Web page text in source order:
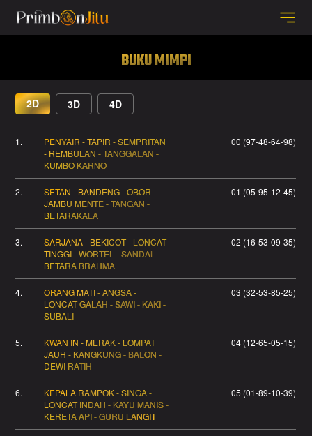
BUKU MIMPI
2D 3D 4D
1.
PENYAIR - TAPIR - SEMPRITAN
- REMBULAN - TANGGALAN -
KUMBO KARNO
00 (97-48-64-98)
2.
SETAN - BANDENG - OBOR -
JAMBU MENTE - TANGAN -
BETARAKALA
01 (05-95-12-45)
3.
SARJANA - BEKICOT - LONCAT
TINGGI - WORTEL - SANDAL -
BETARA BRAHMA
02 (16-53-09-35)
4.
ORANG MATI - ANGSA -
LONCAT GALAH - SAWI - KAKI -
SUBALI
03 (32-53-85-25)
5.
KWAN IN - MERAK - LOMPAT
JAUH - KANGKUNG - BALON -
DEWI RATIH
04 (12-65-05-15)
6.
KEPALA RAMPOK - SINGA -
LONCAT INDAH - KAYU MANIS -
KERETA API - GURU LANGIT
05 (01-89-10-39)